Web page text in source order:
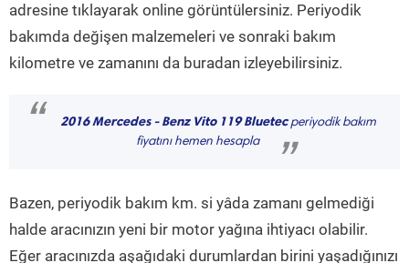
adresine tıklayarak online görüntülersiniz. Periyodik
bakımda değişen malzemeleri ve sonraki bakım
kilometre ve zamanını da buradan izleyebilirsiniz.
“ 2016 Mercedes - Benz Vito 119 Bluetecperiyodik bakım
fiyatını hemen hesapla
”
Bazen, periyodik bakım km. si yâda zamanı gelmediği
halde aracınızın yeni bir motor yağına ihtiyacı olabilir.
Eğer aracınızda aşağıdaki durumlardan birini yaşadığınızı